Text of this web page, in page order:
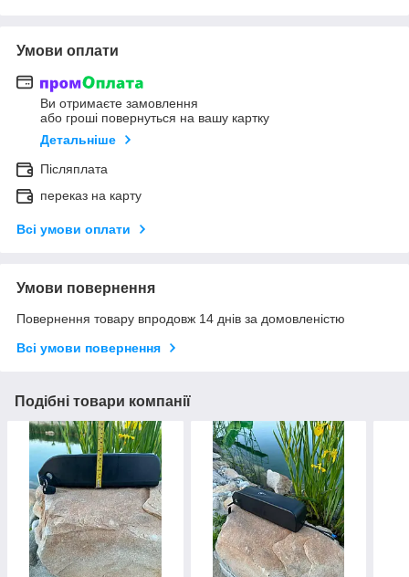
Умови оплати
Ви отримаєте замовлення
або гроші повернуться на вашу картку
Детальніше
Післяплата
переказ на карту
Всі умови оплати
Умови повернення
Повернення товару впродовж 14 днів за домовленістю
Всі умови повернення
Подібні товари компанії